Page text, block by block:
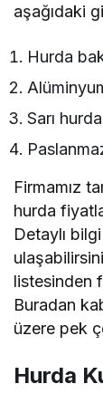
aşağıdaki
Hurda
Sarı
Firmamız
hurda
Detaylı
listesinden
Buradan
üzere pek
Hurda